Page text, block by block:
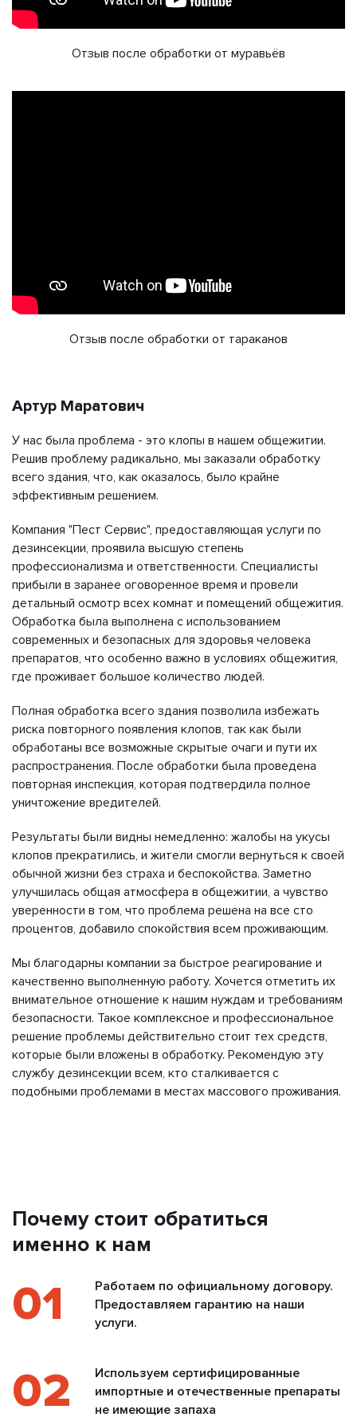
Отзыв после обработки от муравьёв
Отзыв после обработки от тараканов
Артур Маратович
У нас была проблема - это клопы в нашем общежитии.
Решив проблему радикально, мы заказали обработку
всего здания, что, как оказалось, было крайне
эффективным решением.
Компания "Пест Сервис", предоставляющая услуги по
дезинсекции, проявила высшую степень
профессионализма и ответственности. Специалисты
прибыли в заранее оговоренное время и провели
детальный осмотр всех комнат и помещений общежития.
Обработка была выполнена с использованием
современных и безопасных для здоровья человека
препаратов, что особенно важно в условиях общежития,
где проживает большое количество людей.
Полная обработка всего здания позволила избежать
риска повторного появления клопов, так как были
обработаны все возможные скрытые очаги и пути их
распространения. После обработки была проведена
повторная инспекция, которая подтвердила полное
уничтожение вредителей.
Результаты были видны немедленно: жалобы на укусы
клопов прекратились, и жители смогли вернуться к своей
обычной жизни без страха и беспокойства. Заметно
улучшилась общая атмосфера в общежитии, а чувство
уверенности в том, что проблема решена на все сто
процентов, добавило спокойствия всем проживающим.
Мы благодарны компании за быстрое реагирование и
качественно выполненную работу. Хочется отметить их
внимательное отношение к нашим нуждам и требованиям
безопасности. Такое комплексное и профессиональное
решение проблемы действительно стоит тех средств,
которые были вложены в обработку. Рекомендую эту
службу дезинсекции всем, кто сталкивается с
подобными проблемами в местах массового проживания.
Почему стоит обратиться
именно к нам
01
Работаем по официальному договору.
Предоставляем гарантию на наши
услуги.
02
Используем сертифицированные
импортные и отечественные препараты
не имеющие запаха